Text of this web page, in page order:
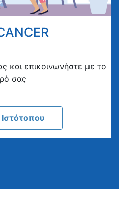
και επικοινωνήστε με το
σας